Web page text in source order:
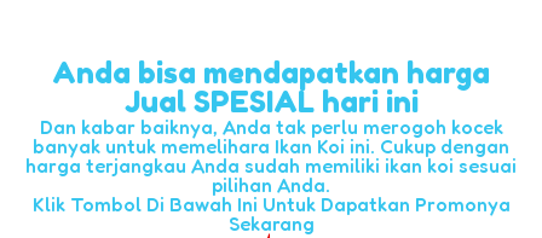
Anda bisa mendapatkan harga
Jual SPESIAL hari ini
Dan kabar baiknya, Anda tak perlu merogoh kocek
banyak untuk memelihara Ikan Koi ini. Cukup dengan
harga terjangkau Anda sudah memiliki ikan koi sesuai
pilihan Anda.
Klik Tombol Di Bawah Ini Untuk Dapatkan Promonya
Sekarang